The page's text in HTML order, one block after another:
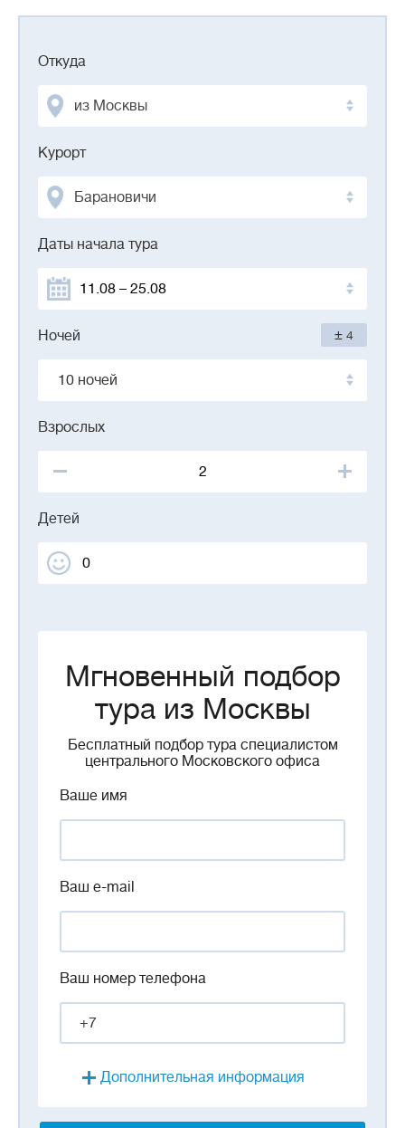
Откуда
из Москвы
Курорт
Барановичи
Даты начала тура
Ночей ± 4
10 ночей
Взрослых
Детей
Мгновенный подбор
тура из Москвы
Бесплатный подбор тура специалистом
центрального Московского офиса
Ваше имя
Ваш e-mail
Ваш номер телефона
Дополнительная информация